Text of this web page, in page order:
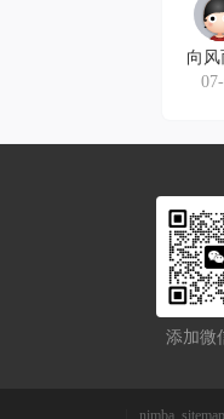
向
添加微